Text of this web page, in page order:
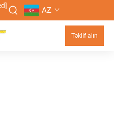
AZ
Təklif alın